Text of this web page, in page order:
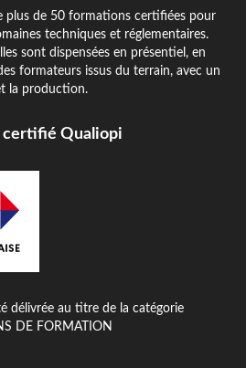
plus de 50 formations certifiées pour
techniques et réglementaires.
sont dispensées en présentiel, en
formateurs issus du terrain, avec un
la production.
Qualiopi
délivrée au titre de la catégorie
DE FORMATION